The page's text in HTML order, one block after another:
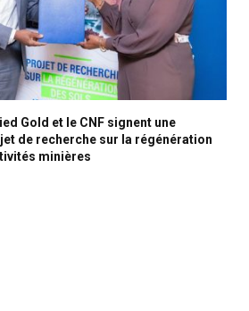
Gold et le CNF signent une
de recherche sur la régénération
minières